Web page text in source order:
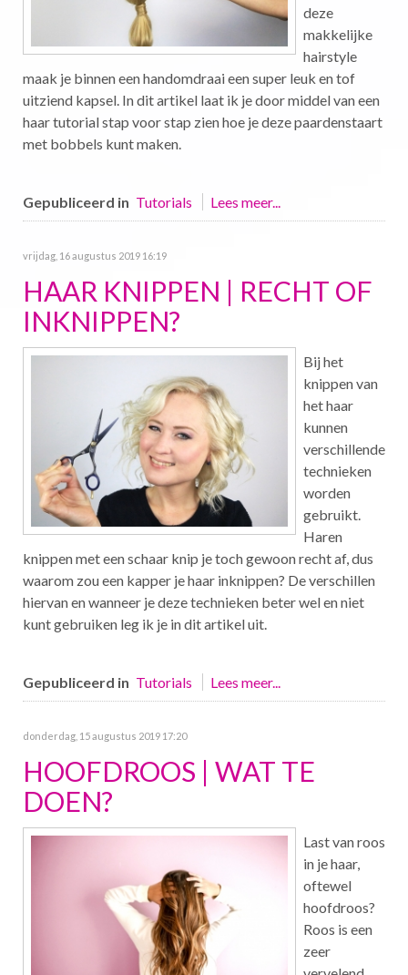
deze
makkelijke
hairstyle
maak je binnen een handomdraai een super leuk en tof
uitziend kapsel. In dit artikel laat ik je door middel van een
haar tutorial stap voor stap zien hoe je deze paardenstaart
met bobbels kunt maken.
Gepubliceerd in Tutorials Lees meer...
vrijdag, 16 augustus 2019 16:19
HAAR KNIPPEN | RECHT OF
INKNIPPEN?
Bij het
knippen van
het haar
kunnen
verschillende
technieken
worden
gebruikt.
Haren
knippen met een schaar knip je toch gewoon recht af, dus
waarom zou een kapper je haar inknippen? De verschillen
hiervan en wanneer je deze technieken beter wel en niet
kunt gebruiken leg ik je in dit artikel uit.
Gepubliceerd in Tutorials Lees meer...
donderdag, 15 augustus 2019 17:20
HOOFDROOS | WAT TE
DOEN?
Last van roos
in je haar,
oftewel
hoofdroos?
Roos is een
zeer